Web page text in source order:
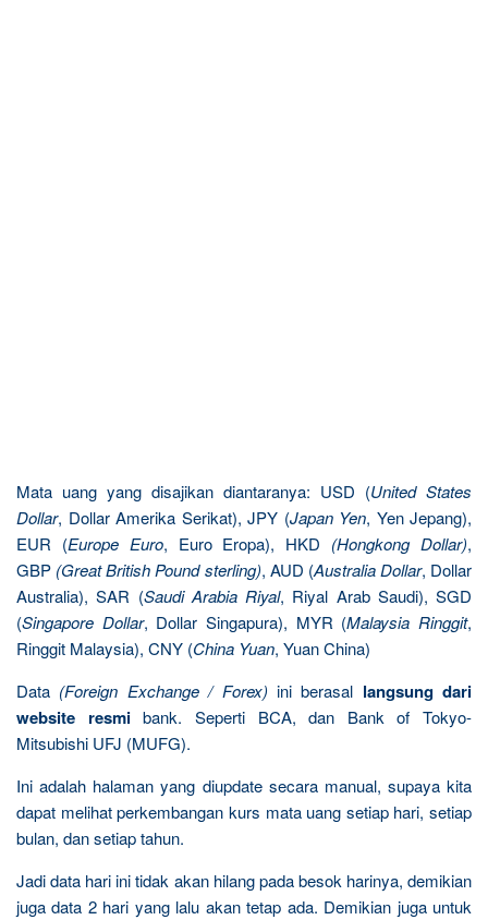
Mata uang yang disajikan diantaranya: USD (United States
Dollar, Dollar Amerika Serikat), JPY (Japan Yen, Yen Jepang),
EUR (Europe Euro, Euro Eropa), HKD (Hongkong Dollar),
GBP (Great British Pound sterling), AUD (Australia Dollar, Dollar
Australia), SAR (Saudi Arabia Riyal, Riyal Arab Saudi), SGD
(Singapore Dollar, Dollar Singapura), MYR (Malaysia Ringgit,
Ringgit Malaysia), CNY (China Yuan, Yuan China)
Data (Foreign Exchange / Forex) ini berasal langsung dari
website resmibank. Seperti BCA, dan Bank of Tokyo-
Mitsubishi UFJ (MUFG).
Ini adalah halaman yang diupdate secara manual, supaya kita
dapat melihat perkembangan kurs mata uang setiap hari, setiap
bulan, dan setiap tahun.
Jadi data hari ini tidak akan hilang pada besok harinya, demikian
juga data 2 hari yang lalu akan tetap ada. Demikian juga untuk